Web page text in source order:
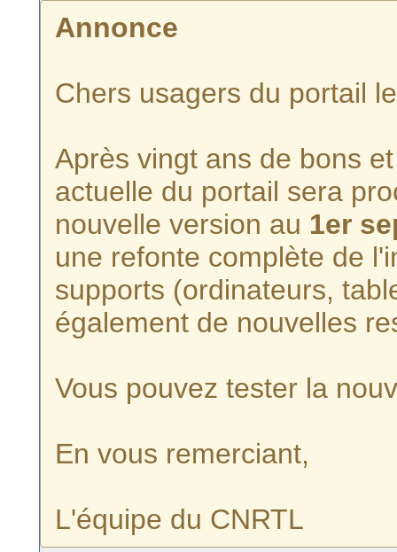
Annonce
Chers usagers du portail
Après vingt ans de bons
actuelle du portail sera
nouvelle version au 1er
une refonte complète de
supports (ordinateurs,
également de nouvelles
Vous pouvez tester la
En vous remerciant,
L'équipe du CNRTL